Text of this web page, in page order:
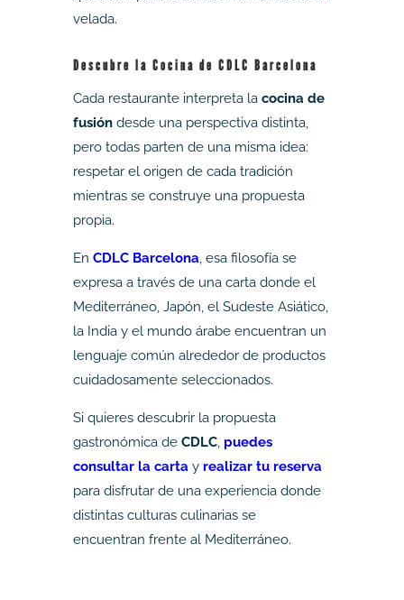
velada.
Descubre la Cocina de CDLC Barcelona
Cada restaurante interpreta la cocina de
fusióndesde una perspectiva distinta,
pero todas parten de una misma idea:
respetar el origen de cada tradición
mientras se construye una propuesta
propia.
En CDLC Barcelona, esa filosofía se
expresa a través de una carta donde el
Mediterráneo, Japón, el Sudeste Asiático,
la India y el mundo árabe encuentran un
lenguaje común alrededor de productos
cuidadosamente seleccionados.
Si quieres descubrir la propuesta
gastronómica de CDLC, puedes
consultar la cartay realizar tu reserva
para disfrutar de una experiencia donde
distintas culturas culinarias se
encuentran frente al Mediterráneo.